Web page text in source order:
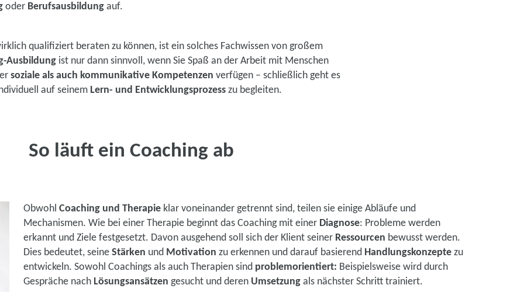
oder Berufsausbildung auf.
qualifiziert beraten zu können, ist ein solches Fachwissen von großem
Ausbildung ist nur dann sinnvoll, wenn Sie Spaß an der Arbeit mit Menschen
soziale als auch kommunikative Kompetenzen verfügen – schließlich geht es
auf seinem Lern- und Entwicklungsprozess zu begleiten.
So läuft ein Coaching ab
Obwohl Coaching und Therapie klar voneinander getrennt sind, teilen sie einige Abläufe und
Mechanismen. Wie bei einer Therapie beginnt das Coaching mit einer Diagnose: Probleme werden
erkannt und Ziele festgesetzt. Davon ausgehend soll sich der Klient seiner Ressourcen bewusst werden.
Dies bedeutet, seine Stärken und Motivation zu erkennen und darauf basierend Handlungskonzepte zu
entwickeln. Sowohl Coachings als auch Therapien sind problemorientiert: Beispielsweise wird durch
Gespräche nach Lösungsansätzen gesucht und deren Umsetzung als nächster Schritt trainiert.